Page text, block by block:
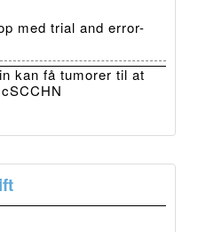
med trial and error-
kan få tumorer til at